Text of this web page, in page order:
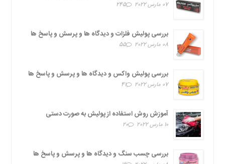
07 مارس 2022 245
بررسی پولیش فلزات و دیدگاه ها و پرسش و پاسخ ها
08 مارس 2022 55
بررسی پولیش واکس و دیدگاه ها و پرسش و پاسخ ها
07 مارس 2022 41
آموزش روش استفاده از پولیش به صورت دستی
10 مارس 2022 20
بررسی چسب سنگ و دیدگاه ها و پرسش و پاسخ ها